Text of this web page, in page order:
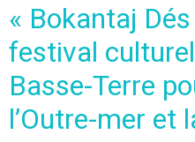
« Bokantaj
festival
Basse-Terre
l’Outre-mer et